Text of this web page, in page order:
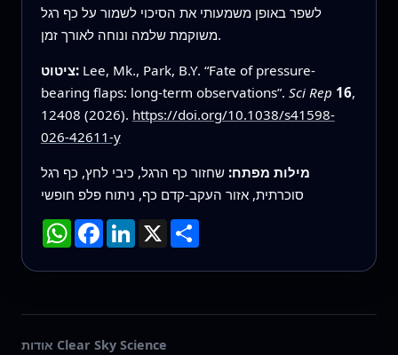
לשפר באופן משמעותי את הסיכוי לשמור על כף רגל
משוקמת שלמה ונוחה לאורך זמן.
ציטוט: Lee, Mk., Park, B.Y. “Fate of pressure-
bearing flaps: long-term observations”. Sci Rep 16,
12408 (2026). https://doi.org/10.1038/s41598-
026-42611-y
מילות מפתח:שחזור כף הרגל, כיבי לחץ, כף רגל
סוכרתית, אזור העקב-קדם כף, ניתוח פלפ חופשי
WhatsApp
Facebook
LinkedIn
X שתף
אודות Clear Sky Science